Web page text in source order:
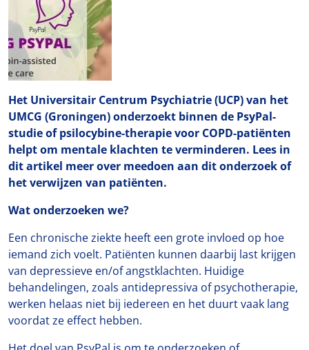
Het Universitair Centrum Psychiatrie (UCP) van het
UMCG (Groningen) onderzoekt binnen de PsyPal-
studie of psilocybine-therapie voor COPD-patiënten
helpt om mentale klachten te verminderen. Lees in
dit artikel meer over meedoen aan dit onderzoek of
het verwijzen van patiënten.
Wat onderzoeken we?
Een chronische ziekte heeft een grote invloed op hoe
iemand zich voelt. Patiënten kunnen daarbij last krijgen
van depressieve en/of angstklachten. Huidige
behandelingen, zoals antidepressiva of psychotherapie,
werken helaas niet bij iedereen en het duurt vaak lang
voordat ze effect hebben.